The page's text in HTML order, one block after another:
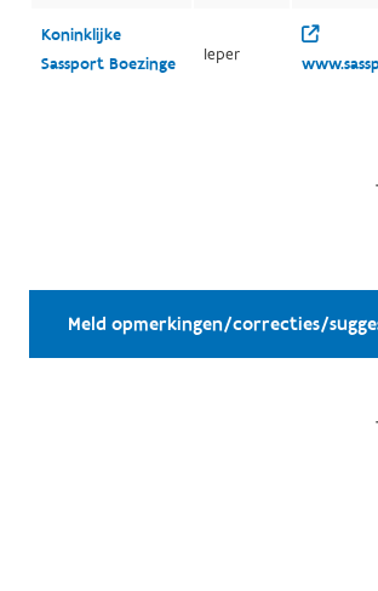
Koninklijke
Sassport Boezinge
Ieper
Meld opmerkingen/correcties/